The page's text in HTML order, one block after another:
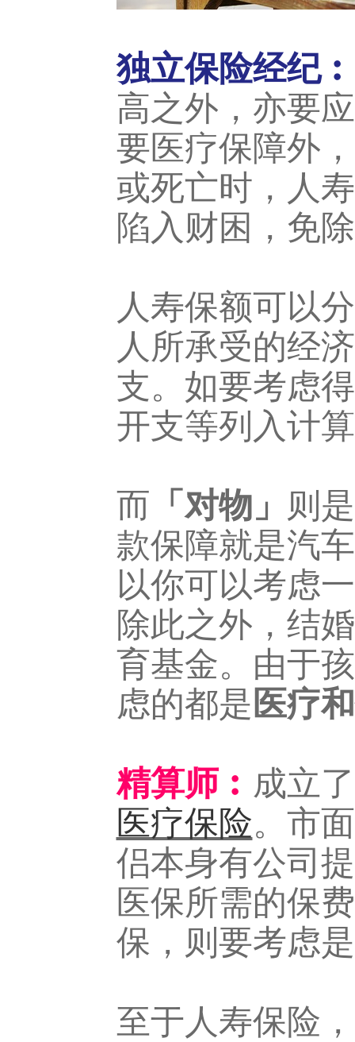
独立保险经纪︰
高之外，亦要
要医疗保障外
或死亡时，人
陷入财困，免
人寿保额可以
人所承受的经
支。如要考虑
开支等列入计
而 「对物」
则
款保障就是汽
以你可以考虑
除此之外，结
育基金。由于
虑的都是 医疗
精算师︰ 成立
医疗保险。市
侣本身有公司
医保所需的保
保，则要考虑
至于人寿保险